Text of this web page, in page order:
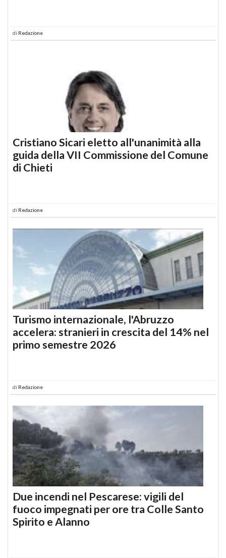
di Redazione
Cristiano Sicari eletto all'unanimità alla
guida della VII Commissione del Comune
di Chieti
di Redazione
Turismo internazionale, l'Abruzzo
accelera: stranieri in crescita del 14% nel
primo semestre 2026
di Redazione
Due incendi nel Pescarese: vigili del
fuoco impegnati per ore tra Colle Santo
Spirito e Alanno